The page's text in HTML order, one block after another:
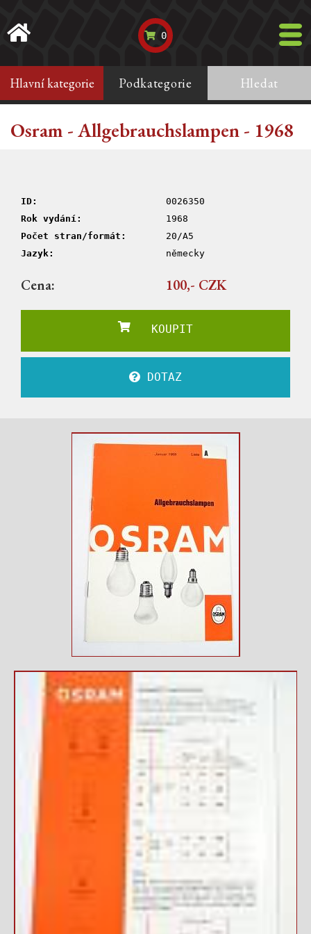
0
Hlavní kategorie Podkategorie Hledat
Osram - Allgebrauchslampen - 1968
ID:
0026350
Rok vydání:
1968
Počet stran/formát:
20/A5
Jazyk:
německy
Cena: 100,- CZK
KOUPIT
DOTAZ